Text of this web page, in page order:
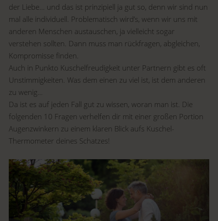
der Liebe… und das ist prinzipiell ja gut so, denn wir sind nun
mal alle individuell. Problematisch wird’s, wenn wir uns mit
anderen Menschen austauschen, ja vielleicht sogar
verstehen sollten. Dann muss man rückfragen, abgleichen,
Kompromisse finden.
Auch in Punkto Kuschelfreudigkeit unter Partnern gibt es oft
Unstimmigkeiten. Was dem einen zu viel ist, ist dem anderen
zu wenig…
Da ist es auf jeden Fall gut zu wissen, woran man ist. Die
folgenden 10 Fragen verhelfen dir mit einer großen Portion
Augenzwinkern zu einem klaren Blick aufs Kuschel-
Thermometer deines Schatzes!